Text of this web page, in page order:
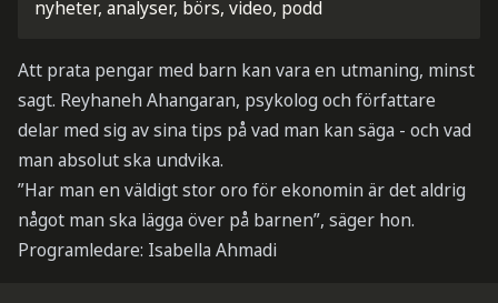
nyheter, analyser, börs, video, podd
Att prata pengar med barn kan vara en utmaning, minst
sagt. Reyhaneh Ahangaran, psykolog och författare
delar med sig av sina tips på vad man kan säga - och vad
man absolut ska undvika.
”Har man en väldigt stor oro för ekonomin är det aldrig
något man ska lägga över på barnen”, säger hon.
Programledare: Isabella Ahmadi